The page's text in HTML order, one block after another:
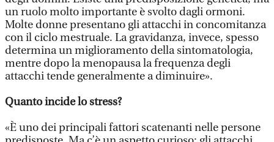
un ruolo molto importante è svolto dagli ormoni.
Molte donne presentano gli attacchi in concomitanza
con il ciclo mestruale. La gravidanza, invece, spesso
determina un miglioramento della sintomatologia,
mentre dopo la menopausa la frequenza degli
attacchi tende generalmente a diminuire».
Quanto incide lo stress?
«È uno dei principali fattori scatenanti nelle persone